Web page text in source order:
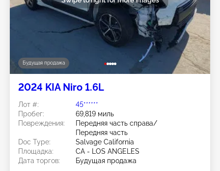
Будущая продажа
2024 KIA Niro 1.6L
Лот #:
45******
Пробег:
69,819 миль
Повреждения:
Передняя часть справа/
Передняя часть
Doc Type:
Salvage California
Площадка:
CA - LOS ANGELES
Дата торгов:
Будущая продажа